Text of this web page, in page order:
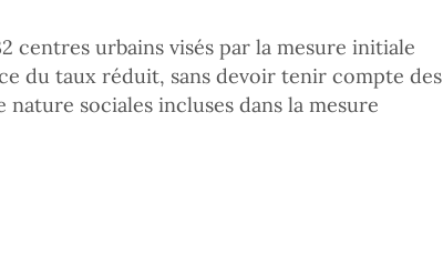
centres urbains visés par la mesure initiale
du taux réduit, sans devoir tenir compte des
sociales incluses dans la mesure